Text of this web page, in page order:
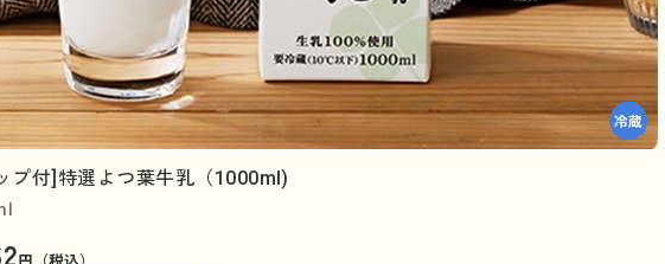
プ付]特選よつ葉牛乳（1000ml)